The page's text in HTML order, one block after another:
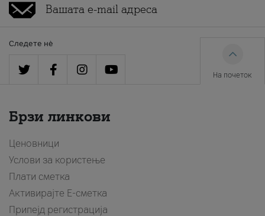
Следете нè
На почеток
Брзи линкови
Ценовници
Услови за користење
Плати сметка
Активирајте Е-сметка
Припејд регистрација